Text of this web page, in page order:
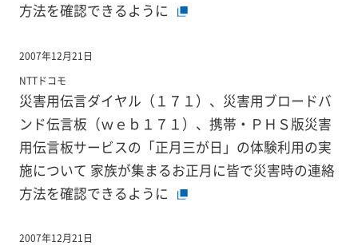
方法を確認できるように
2007年12月21日
NTTドコモ
災害用伝言ダイヤル（１７１）、災害用ブロードバ
ンド伝言板（ｗｅｂ１７１）、携帯・ＰＨＳ版災害
用伝言板サービスの「正月三が日」の体験利用の実
施について 家族が集まるお正月に皆で災害時の連絡
方法を確認できるように
2007年12月21日